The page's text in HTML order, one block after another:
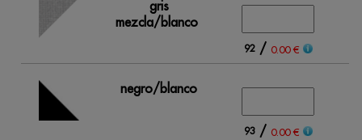
gris
mezcla/blanco
92/ 0.00 €
negro/blanco
93/ 0.00 €